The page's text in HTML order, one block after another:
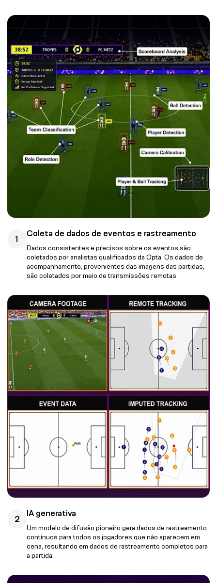
1
Coleta de dados de eventos e rastreamento
Dados consistentes e precisos sobre os eventos são
coletados por analistas qualificados da Opta. Os dados de
acompanhamento, provenientes das imagens das partidas,
são coletados por meio de transmissões remotas.
2
IA generativa
Um modelo de difusão pioneiro gera dados de rastreamento
contínuos para todos os jogadores que não aparecem em
cena, resultando em dados de rastreamento completos para
a partida.